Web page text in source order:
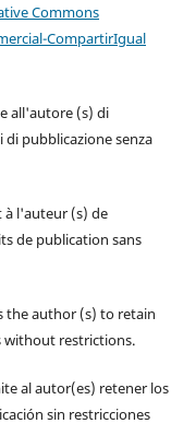
Commons
CompartirIgual
all'autore (s) di
pubblicazione senza
à l'auteur (s) de
de publication sans
the author (s) to retain
restrictions.
al autor(es) retener los
sin restricciones